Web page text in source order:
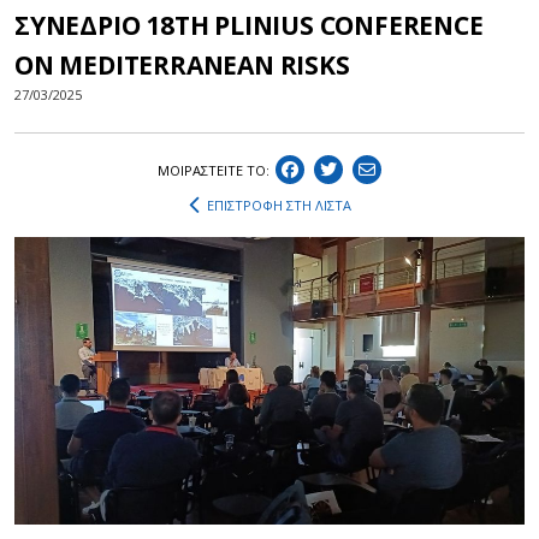
ΣΥΝΕΔΡΙΟ 18TH PLINIUS CONFERENCE
ON MEDITERRANEAN RISKS
27/03/2025
ΜΟΙΡΑΣΤEIΤΕ ΤΟ:
ΕΠΙΣΤΡΟΦΗ ΣΤΗ ΛΙΣΤΑ